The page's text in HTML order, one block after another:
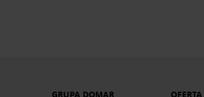
GRUPA DOMAR OFERTA